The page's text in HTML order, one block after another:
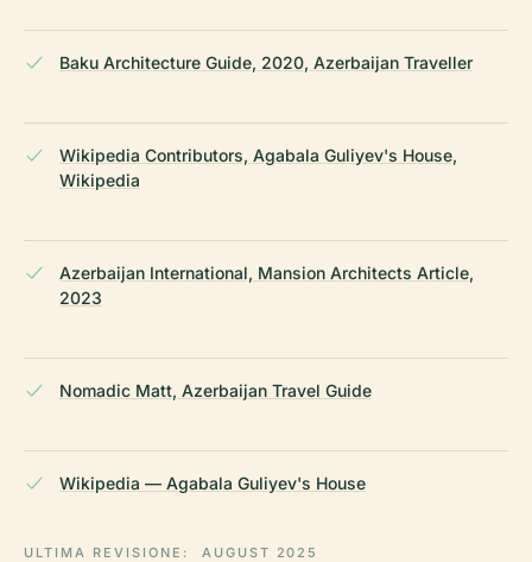
Baku Architecture Guide, 2020, Azerbaijan Traveller
Wikipedia Contributors, Agabala Guliyev's House,
Wikipedia
Azerbaijan International, Mansion Architects Article,
2023
Nomadic Matt, Azerbaijan Travel Guide
Wikipedia — Agabala Guliyev's House
ULTIMA REVISIONE: AUGUST 2025